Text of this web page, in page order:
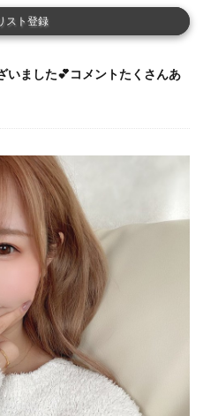
スト登録
いました💕コメントたくさんあ